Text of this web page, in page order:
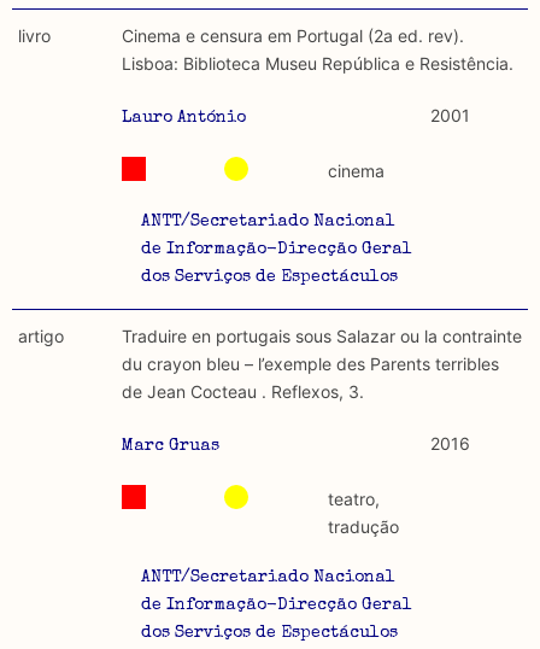
livro
Cinema e censura em Portugal (2a ed. rev).
Lisboa: Biblioteca Museu República e Resistência.
Lauro António 2001
ANTT/Secretariado Nacional
de Informação-Direcção Geral
dos Serviços de Espectáculos
cinema
artigo
Traduire en portugais sous Salazar ou la contrainte
du crayon bleu – l’exemple des Parents terribles
de Jean Cocteau . Reflexos, 3.
Marc Gruas 2016
ANTT/Secretariado Nacional
de Informação-Direcção Geral
dos Serviços de Espectáculos
teatro,
tradução